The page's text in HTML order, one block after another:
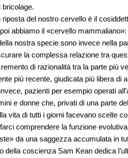
bricolage.
riposta del nostro cervello è il
abbiamo il «cervello
nostra specie sono invece nella
la complessa relazione tra
di razionalità tra la parte più
più recente, giudicata più libera di
pazienti per esempio operati
e donne che, privati di una parte
vita di tutti i giorni facevano scelte
comprendere la funzione
da una saggezza accumulata in
della coscienza Sam Kean dedica